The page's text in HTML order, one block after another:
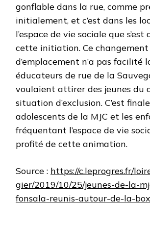
gonflable dans la rue, comme
initialement, et c’est dans les
l’espace de vie sociale que s’est
cette initiation. Ce changement
d’emplacement n’a pas facilité
éducateurs de rue de la
voulaient attirer des jeunes du
situation d’exclusion. C’est
adolescents de la MJC et les
fréquentant l’espace de vie
profité de cette animation.
Source : https://c.leprogres.fr/
gier/2019/10/25/jeunes-de-la-
fonsala-reunis-autour-de-la-